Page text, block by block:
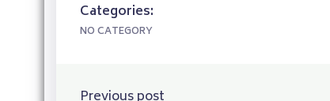
Categories:
NO CATEGORY